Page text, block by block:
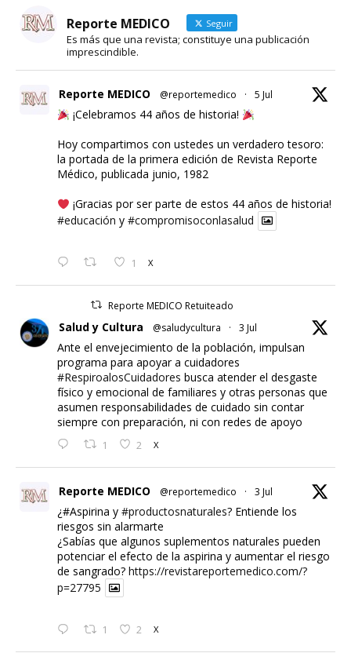
Reporte MEDICO Seguir
Es más que una revista; constituye una publicación
imprescindible.
Reporte MEDICO @reportemedico · 5 Jul
¡Celebramos 44 años de historia!
Hoy compartimos con ustedes un verdadero tesoro:
la portada de la primera edición de Revista Reporte
Médico, publicada junio, 1982
¡Gracias por ser parte de estos 44 años de historia!
#educación y #compromisoconlasalud
1 X
Reporte MEDICO Retuiteado
Salud y Cultura @saludycultura · 3 Jul
Ante el envejecimiento de la población, impulsan
programa para apoyar a cuidadores
#RespiroalosCuidadores busca atender el desgaste
físico y emocional de familiares y otras personas que
asumen responsabilidades de cuidado sin contar
siempre con preparación, ni con redes de apoyo
1 2 X
Reporte MEDICO @reportemedico · 3 Jul
¿#Aspirina y #productosnaturales? Entiende los
riesgos sin alarmarte
¿Sabías que algunos suplementos naturales pueden
potenciar el efecto de la aspirina y aumentar el riesgo
de sangrado? https://revistareportemedico.com/?
p=27795
1 2 X